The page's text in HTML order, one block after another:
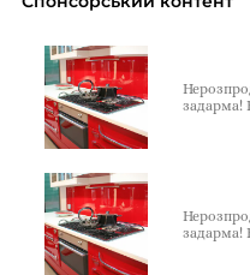
задарма!
задарма!